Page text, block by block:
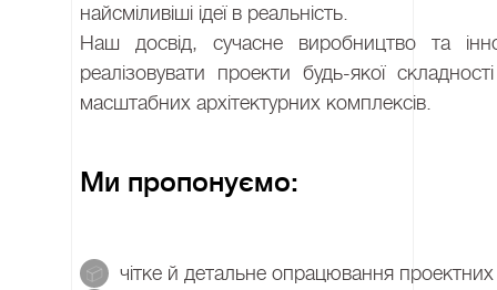
найсміливіші ідеї в реальність.
Наш досвід, сучасне виробництво та
реалізовувати проекти будь-якої
масштабних архітектурних комплексів.
Ми пропонуємо:
чітке й детальне опрацювання